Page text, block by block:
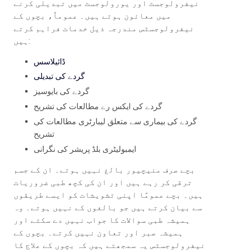
نیفرولوجسٹ اور یورولوجسٹ میں تبدیلی کرنے
میں معائون ہوتے ہیں۔ عموماً، بچوں کے
نیفرولوجسٹس مندرجہ ذیل خدمات فراہم کرتے
ہیں:
ڈائیلاسس
گردے کی تبدیلی
گردے کی بایوسیز
گردے کی ایکس رے مطالعات کی تشریح
گردے کی بیماری سے متعلق لیبارٹری مطالعات کی
تشریح
ایمبولیٹری بلڈ پریشر کی نگرانی
بچے صرف منیچیور بالغ نہیں ہوتے۔ ان کے جسم
ترقی کر رہے ہیں اور ان کی کچھ طبی ضروریات
ہیں۔ بچے عمومًا اپنی تشویشات کو ایسے طریقوں
سے بیان کرتے ہیں جو بالغوں کے نہیں ہوتے۔ وہ
ہمیشہ طبی سوالات کا جواب نہیں دے سکتے اور
ہمیشہ صبر اور تعاون نہیں کرتے۔ بچوں کے
نیفرولوجسٹس یہ سمجھتے ہیں کہ بچوں کے علاج کا